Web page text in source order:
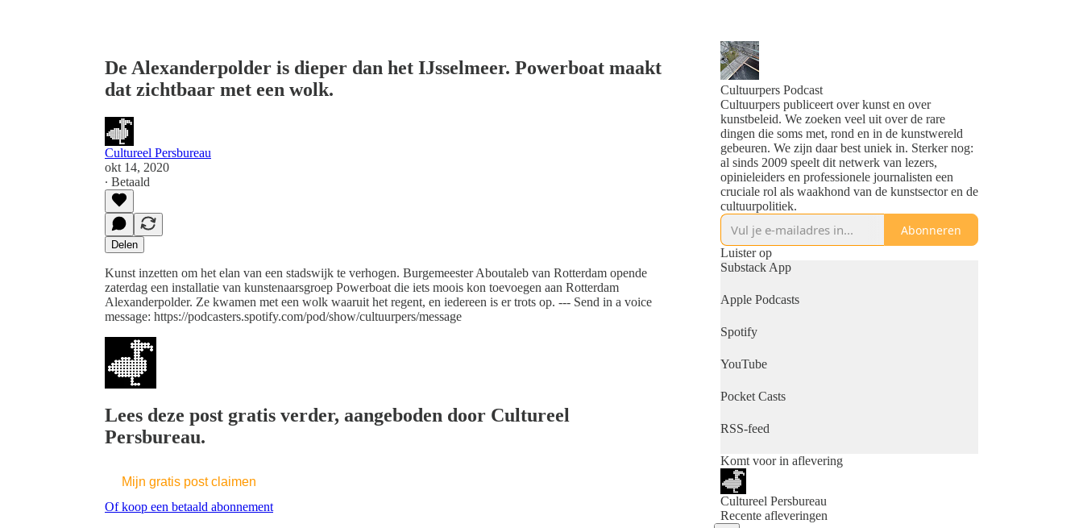
De Alexanderpolder is dieper dan het IJsselmeer. Powerboat maakt
dat zichtbaar met een wolk.
Cultureel Persbureau
okt 14, 2020
∙ Betaald
Delen
Kunst inzetten om het elan van een stadswijk te verhogen. Burgemeester Aboutaleb van Rotterdam opende
zaterdag een installatie van kunstenaarsgroep Powerboat die iets moois kon toevoegen aan Rotterdam
Alexanderpolder. Ze kwamen met een wolk waaruit het regent, en iedereen is er trots op. --- Send in a voice
message: https://podcasters.spotify.com/pod/show/cultuurpers/message
Lees deze post gratis verder, aangeboden door Cultureel
Persbureau.
Mijn gratis post claimen
Of koop een betaald abonnement
Cultuurpers Podcast
Cultuurpers publiceert over kunst en over
kunstbeleid. We zoeken veel uit over de rare
dingen die soms met, rond en in de kunstwereld
gebeuren. We zijn daar best uniek in. Sterker nog:
al sinds 2009 speelt dit netwerk van lezers,
opinieleiders en professionele journalisten een
cruciale rol als waakhond van de kunstsector en de
cultuurpolitiek.
Abonneren
Luister op
Substack App
Apple Podcasts
Spotify
YouTube
Pocket Casts
RSS-feed
Komt voor in aflevering
Cultureel Persbureau
Recente afleveringen